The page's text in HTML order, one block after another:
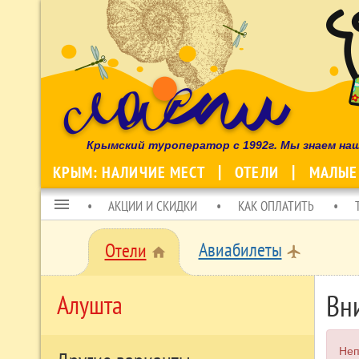
Крымский туроператор с 1992г. Мы знаем
КРЫМ: НАЛИЧИЕ МЕСТ ОТЕЛИ МАЛЫЕ
menu АКЦИИ И СКИДКИ КАК ОПЛАТИТЬ
Отели home Авиабилеты local_airport
Алушта